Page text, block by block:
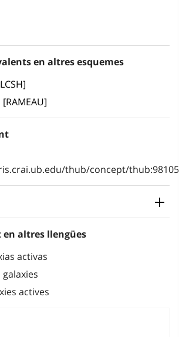
en altres esquemes
thub/concept/
altres llengües
activas
actives